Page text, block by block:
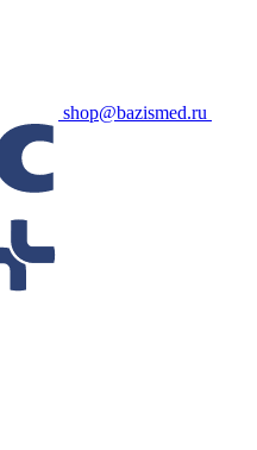
shop@bazismed.ru